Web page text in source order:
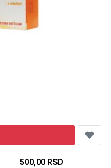
500,00 RSD